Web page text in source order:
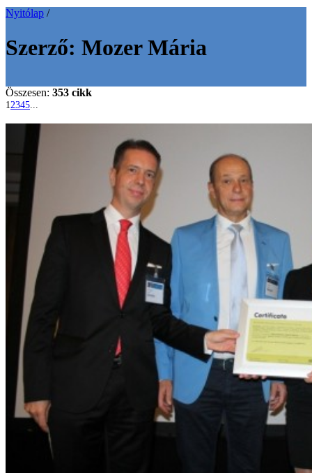
Nyitólap /
Szerző: Mozer Mária
Összesen: 353 cikk
12345...